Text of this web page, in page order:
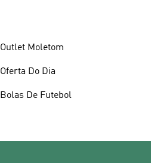
Outlet Moletom
Oferta Do Dia
Bolas De Futebol